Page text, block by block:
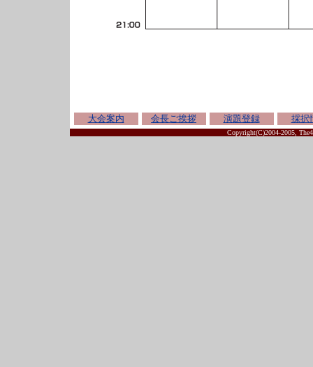
大会案内 会長ご挨拶 演題登録 採択
Copyright(C)2004-2005,